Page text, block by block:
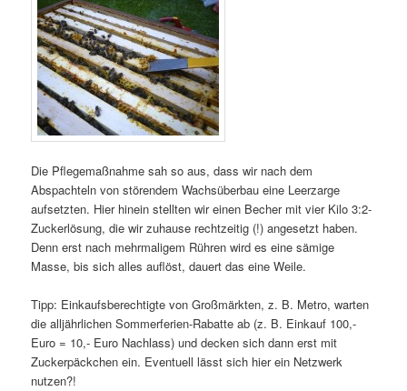
Die Pflegemaßnahme sah so aus, dass wir nach dem
Abspachteln von störendem Wachsüberbau eine Leerzarge
aufsetzten. Hier hinein stellten wir einen Becher mit vier Kilo 3:2-
Zuckerlösung, die wir zuhause rechtzeitig (!) angesetzt haben.
Denn erst nach mehrmaligem Rühren wird es eine sämige
Masse, bis sich alles auflöst, dauert das eine Weile.
Tipp: Einkaufsberechtigte von Großmärkten, z. B. Metro, warten
die alljährlichen Sommerferien-Rabatte ab (z. B. Einkauf 100,-
Euro = 10,- Euro Nachlass) und decken sich dann erst mit
Zuckerpäckchen ein. Eventuell lässt sich hier ein Netzwerk
nutzen?!